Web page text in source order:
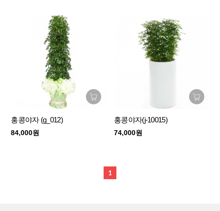
홍콩야자 (g_012)
84,000원
홍콩야자(j-10015)
74,000원
1